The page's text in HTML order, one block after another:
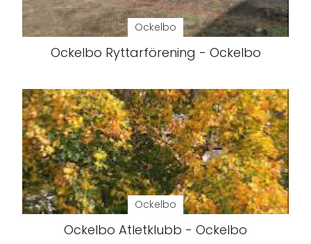
Ockelbo
Ockelbo Ryttarförening - Ockelbo
Ockelbo
Ockelbo Atletklubb - Ockelbo